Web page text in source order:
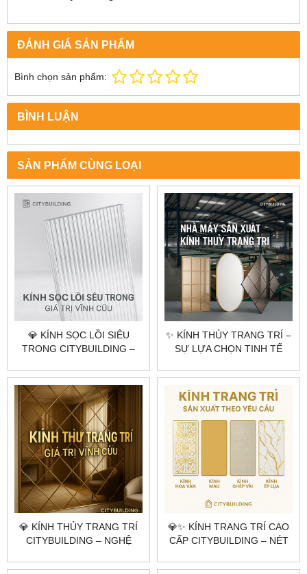
ĐÁNH GIÁ SẢN PHẨM
Bình chọn sản phẩm:
BÌNH LUẬN
SẢN PHẨM CÙNG LOẠI
💎 KÍNH SỌC LỒI SIÊU
TRONG CITYBUILDING –
SÁNG VÀ ĐỘ SÂU KHÔNG
GIAN
✨ KÍNH THỦY TRANG TRÍ –
SỰ LỰA CHỌN TINH TẾ
ĐẠI
💎 KÍNH THỦY TRANG TRÍ
CITYBUILDING – NGHỆ
KHÔNG GIAN HIỆN ĐẠI
💎✨ KÍNH TRANG TRÍ CAO
CẤP CITYBUILDING – NÉT
KHÔNG GIAN SỐNG ✨💎